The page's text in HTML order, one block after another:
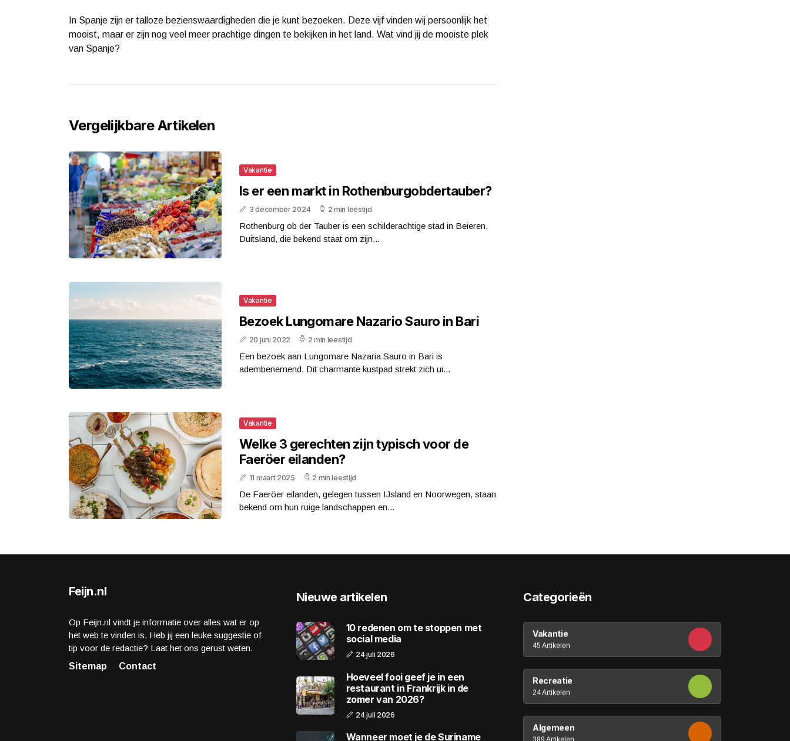
In Spanje zijn er talloze bezienswaardigheden die je kunt bezoeken. Deze vijf vinden wij persoonlijk het
mooist, maar er zijn nog veel meer prachtige dingen te bekijken in het land. Wat vind jij de mooiste plek
van Spanje?
Vergelijkbare Artikelen
Vakantie
Is er een markt in Rothenburgobdertauber?
3 december 2024 2 min leestijd
Rothenburg ob der Tauber is een schilderachtige stad in Beieren,
Duitsland, die bekend staat om zijn...
Vakantie
Bezoek Lungomare Nazario Sauro in Bari
20 juni 2022 2 min leestijd
Een bezoek aan Lungomare Nazaria Sauro in Bari is
adembenemend. Dit charmante kustpad strekt zich ui...
Vakantie
Welke 3 gerechten zijn typisch voor de
Faeröer eilanden?
11 maart 2025 2 min leestijd
De Faeröer eilanden, gelegen tussen IJsland en Noorwegen, staan
bekend om hun ruige landschappen en...
Feijn.nl
Op Feijn.nl vindt je informatie over alles wat er op
het web te vinden is. Heb jij een leuke suggestie of
tip voor de redactie? Laat het ons gerust weten.
Sitemap
Contact
Nieuwe artikelen
10 redenen om te stoppen met
social media
24 juli 2026
Hoeveel fooi geef je in een
restaurant in Frankrijk in de
zomer van 2026?
24 juli 2026
Wanneer moet je de Suriname
Categorieën
Vakantie
45 Artikelen
Recreatie
24 Artikelen
Algemeen
389 Artikelen